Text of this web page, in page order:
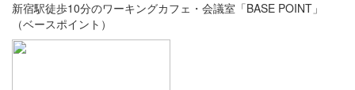
新宿駅徒歩10分のワーキングカフェ・会議室「BASE POINT」
（ベースポイント）